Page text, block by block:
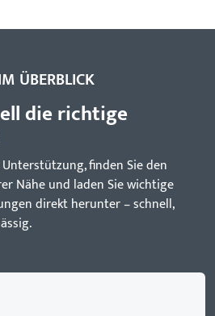
ÜBERBLICK
die richtige
finden Sie den
Nähe und laden Sie wichtige
direkt herunter – schnell,